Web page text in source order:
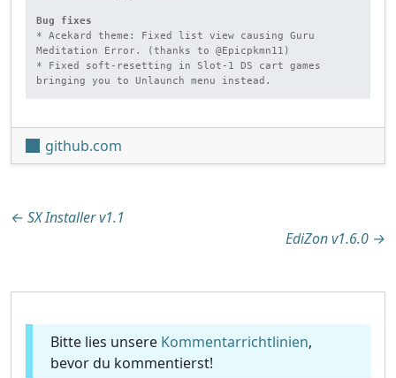
Bug fixes
* Acekard theme: Fixed list view causing Guru
Meditation Error. (thanks to @Epicpkmn11)
* Fixed soft-resetting in Slot-1 DS cart games
bringing you to Unlaunch menu instead.
github.com
Beitragsnavigation
← SX Installer v1.1
EdiZon v1.6.0 →
Bitte lies unsere Kommentarrichtlinien,
bevor du kommentierst!